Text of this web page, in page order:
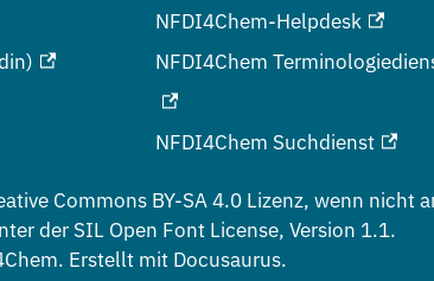
NFDI4Chem-Helpdesk
NFDI4Chem
NFDI4Chem Suchdienst
Commons BY-SA 4.0 Lizenz, wenn nicht
der SIL Open Font License, Version 1.1.
Erstellt mit Docusaurus.